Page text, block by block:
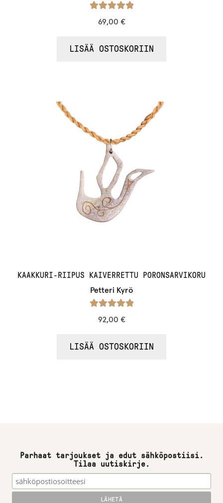
69,00 €
LISÄÄ OSTOSKORIIN
KAAKKURI-RIIPUS KAIVERRETTU PORONSARVIKORU
Petteri Kyrö
92,00 €
LISÄÄ OSTOSKORIIN
Parhaat tarjoukset ja edut sähköpostiisi.
Tilaa uutiskirje.